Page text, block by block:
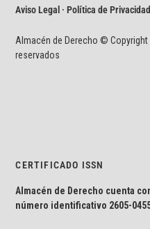
Aviso Legal · Política de Privacidad
Almacén de Derecho © Copyright
reservados
CERTIFICADO ISSN
Almacén de Derecho cuenta
número identificativo 2605-